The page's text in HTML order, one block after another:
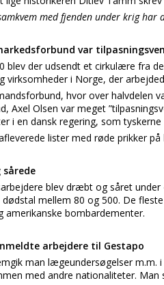
med fjenden under krig
var
blev der udsendt et cirkulære fra
virksomheder i Norge, der
hvor over halvdelen
Axel Olsen var meget
i en dansk regering, som
lister med røde prikker
sårede
blev dræbt og såret
mellem 80 og 500. De
amerikanske bombardementer.
arbejdere til Gestapo
man lægeundersøgelser m.m.
med andre nationaliteter.